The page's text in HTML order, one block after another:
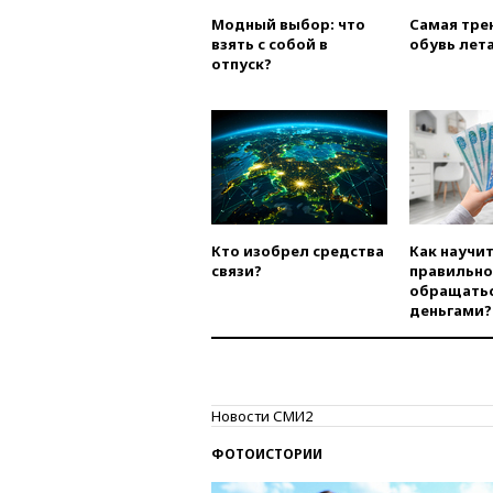
Модный выбор: что
взять с собой в
отпуск?
Самая
обувь
Кто изобрел средства
связи?
Как
правильно
деньгами?
Новости СМИ2
ФОТОИСТОРИИ